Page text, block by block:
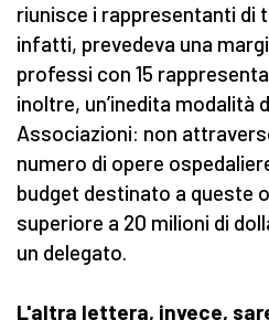
riunisce i rappresentanti di
infatti, prevedeva una
professi con 15
inoltre, un’inedita modalità
Associazioni: non
numero di opere
budget destinato a queste
superiore a 20 milioni di
un delegato.
L'altra lettera, invece,